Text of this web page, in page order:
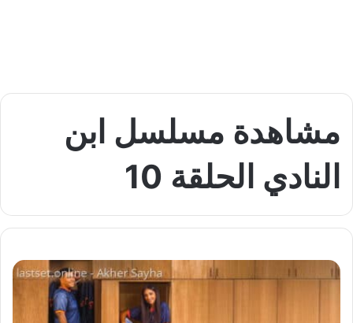
مشاهدة مسلسل ابن
النادي الحلقة 10